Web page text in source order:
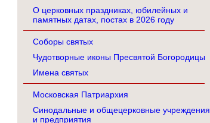
О церковных праздниках, юбилейных и
памятных датах, постах в 2026 году
Соборы святых
Чудотворные иконы Пресвятой Богородицы
Имена святых
Московская Патриархия
Синодальные и общецерковные учреждения
и предприятия